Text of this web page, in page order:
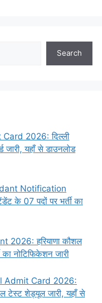
Search
2026: दिल्ली
जारी, यहाँ से डाउनलोड
Notification
के 07 पदों पर भर्ती का
2026: हरियाणा कौशल
का नोटिफिकेशन जारी
Admit Card 2026:
टेस्ट शेड्यूल जारी, यहाँ से